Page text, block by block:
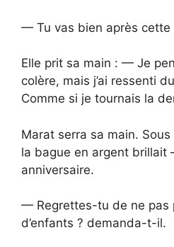
— Tu vas bien après cette
Elle prit sa main : — Je
colère, mais j’ai ressenti
Comme si je tournais la
Marat serra sa main.
la bague en argent
anniversaire.
— Regrettes-tu de ne pas
d’enfants ? demanda-t-il.